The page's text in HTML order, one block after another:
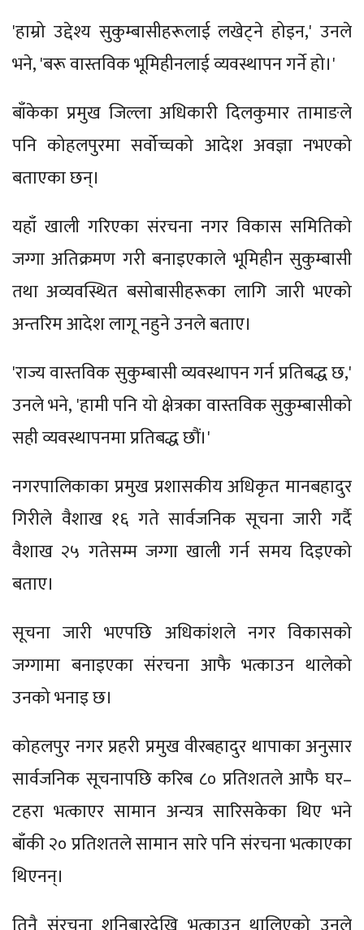
'हाम्रो उद्देश्य सुकुम्बासीहरूलाई लखेट्ने होइन,' उनले
भने, 'बरू वास्तविक भूमिहीनलाई व्यवस्थापन गर्ने हो।'
बाँकेका प्रमुख जिल्ला अधिकारी दिलकुमार तामाङले
पनि कोहलपुरमा सर्वोच्चको आदेश अवज्ञा नभएको
बताएका छन्।
यहाँ खाली गरिएका संरचना नगर विकास समितिको
जग्गा अतिक्रमण गरी बनाइएकाले भूमिहीन सुकुम्बासी
तथा अव्यवस्थित बसोबासीहरूका लागि जारी भएको
अन्तरिम आदेश लागू नहुने उनले बताए।
'राज्य वास्तविक सुकुम्बासी व्यवस्थापन गर्न प्रतिबद्ध छ,'
उनले भने, 'हामी पनि यो क्षेत्रका वास्तविक सुकुम्बासीको
सही व्यवस्थापनमा प्रतिबद्ध छौं।'
नगरपालिकाका प्रमुख प्रशासकीय अधिकृत मानबहादुर
गिरीले वैशाख १६ गते सार्वजनिक सूचना जारी गर्दै
वैशाख २५ गतेसम्म जग्गा खाली गर्न समय दिइएको
बताए।
सूचना जारी भएपछि अधिकांशले नगर विकासको
जग्गामा बनाइएका संरचना आफै भत्काउन थालेको
उनको भनाइ छ।
कोहलपुर नगर प्रहरी प्रमुख वीरबहादुर थापाका अनुसार
सार्वजनिक सूचनापछि करिब ८० प्रतिशतले आफै घर–
टहरा भत्काएर सामान अन्यत्र सारिसकेका थिए भने
बाँकी २० प्रतिशतले सामान सारे पनि संरचना भत्काएका
थिएनन्।